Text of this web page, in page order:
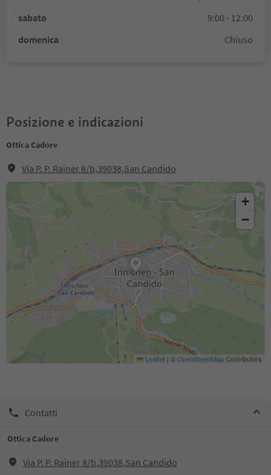
sabato
9:00 - 12:00
domenica
Chiuso
Posizione e indicazioni
Ottica Cadore
Via P. P. Rainer 8/b,39038,San Candido
+
−
Leaflet | ©OpenStreetMapContributors
Contatti
Ottica Cadore
Via P. P. Rainer 8/b,39038,San Candido